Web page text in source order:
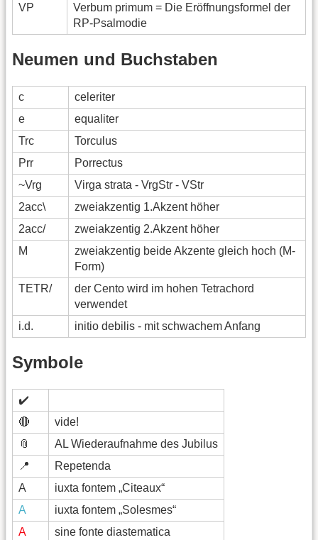
VP
Verbum primum = Die Eröffnungsformel der
RP-Psalmodie
Neumen und Buchstaben
c
celeriter
e
equaliter
Trc
Torculus
Prr
Porrectus
~Vrg
Virga strata - VrgStr - VStr
2acc\
zweiakzentig 1.Akzent höher
2acc/
zweiakzentig 2.Akzent höher
M
zweiakzentig beide Akzente gleich hoch (M-
Form)
TETR/
der Cento wird im hohen Tetrachord
verwendet
i.d.
initio debilis - mit schwachem Anfang
Symbole
✔️
🔴
vide!
📎
AL Wiederaufnahme des Jubilus
📍
Repetenda
A
iuxta fontem „Citeaux“
A
iuxta fontem „Solesmes“
A
sine fonte diastematica